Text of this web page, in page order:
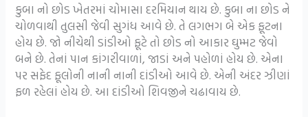
કુબા નો છોડ ખેતરમાં ચોમાસા દરમિયાન થાય છે. કુબા ના છોડ ને
ચોળવાથી તુલસી જેવી સુગંધ આવે છે. તે લગભગ બે એક ફૂટના
હોય છે. જો નીચેથી ડાંડીઓ ફૂટે તો છોડ નો આકાર ઘુમ્મટ જેવો
બને છે. તેનાં પાન કાંગરીવાળાં, જાડાં અને પહોળાં હોય છે. એના
પર સફેદ ફૂલોની નાની નાની દાંડીઓ આવે છે. એની અંદર ઝીણાં
ફળ રહેલાં હોય છે. આ દાંડીઓ શિવજીને ચઢાવાય છે.